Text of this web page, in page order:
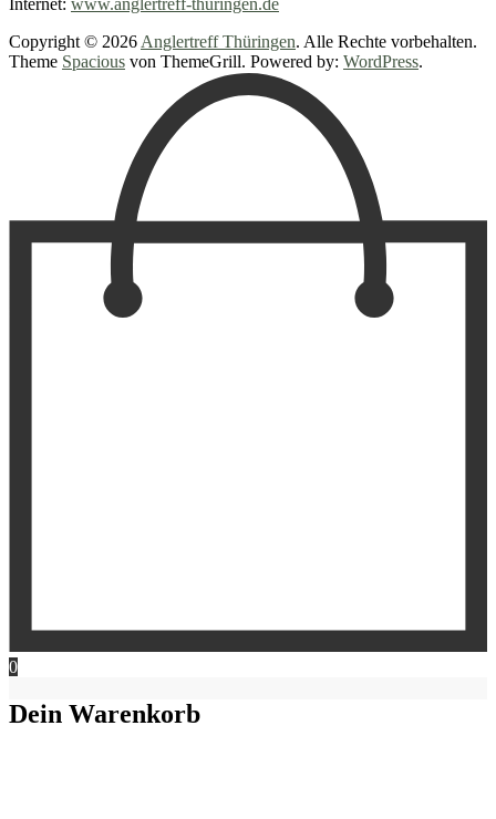
Copyright © 2026 Anglertreff Thüringen. Alle Rechte vorbehalten.
Theme Spacious von ThemeGrill. Powered by: WordPress.
0
Dein Warenkorb